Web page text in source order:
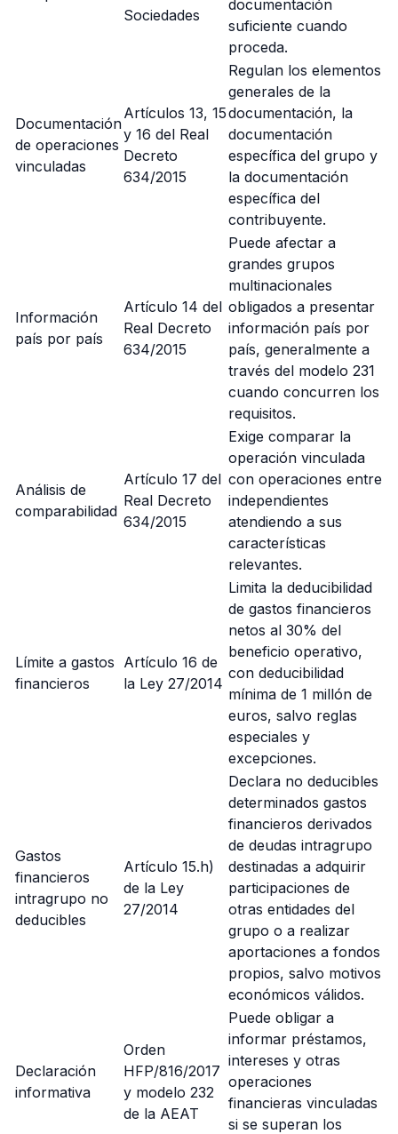
Sociedades
documentación
suficiente cuando
proceda.
Documentación
de operaciones
vinculadas
Artículos 13, 15
y 16 del Real
Decreto
634/2015
Regulan los elementos
generales de la
documentación, la
documentación
específica del grupo y
la documentación
específica del
contribuyente.
Información
país por país
Artículo 14 del
Real Decreto
634/2015
Puede afectar a
grandes grupos
multinacionales
obligados a presentar
información país por
país, generalmente a
través del modelo 231
cuando concurren los
requisitos.
Análisis de
comparabilidad
Artículo 17 del
Real Decreto
634/2015
Exige comparar la
operación vinculada
con operaciones entre
independientes
atendiendo a sus
características
relevantes.
Límite a gastos
financieros
Artículo 16 de
la Ley 27/2014
Limita la deducibilidad
de gastos financieros
netos al 30% del
beneficio operativo,
con deducibilidad
mínima de 1 millón de
euros, salvo reglas
especiales y
excepciones.
Gastos
financieros
intragrupo no
deducibles
Artículo 15.h)
de la Ley
27/2014
Declara no deducibles
determinados gastos
financieros derivados
de deudas intragrupo
destinadas a adquirir
participaciones de
otras entidades del
grupo o a realizar
aportaciones a fondos
propios, salvo motivos
económicos válidos.
Declaración
informativa
Orden
HFP/816/2017
y modelo 232
de la AEAT
Puede obligar a
informar préstamos,
intereses y otras
operaciones
financieras vinculadas
si se superan los